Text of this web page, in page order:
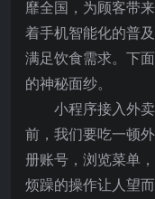
靡全国，为顾客带
着手机智能化的普
满足饮食需求。下
的神秘面纱。
小程序接入外
前，我们要吃一顿
册账号，浏览菜单
烦躁的操作让人望